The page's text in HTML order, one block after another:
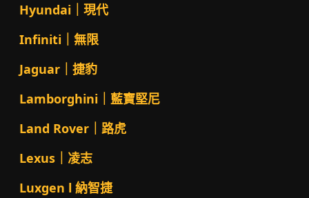
Hyundai｜現代
Infiniti｜無限
Jaguar｜捷豹
Lamborghini｜藍寶堅尼
Land Rover｜路虎
Lexus｜凌志
Luxgen l 納智捷